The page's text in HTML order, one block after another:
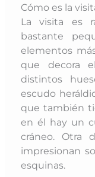
Cómo es la
La visita es
bastante
elementos
que decora
distintos
escudo
que también
en él hay un
cráneo. Otra
impresionan
esquinas.